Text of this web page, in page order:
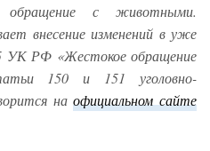
обращение с животными.
внесение изменений в уже
РФ «Жестокое обращение
150 и 151 уголовно-
наофициальном сайте